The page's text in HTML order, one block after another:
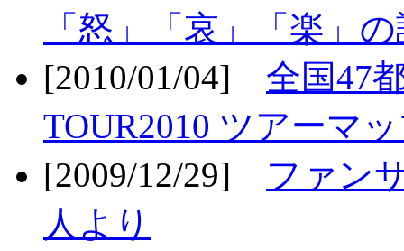
「怒」「哀」「楽」
[2010/01/04] 全国47
TOUR2010 ツアーマ
[2009/12/29] ファン
人より